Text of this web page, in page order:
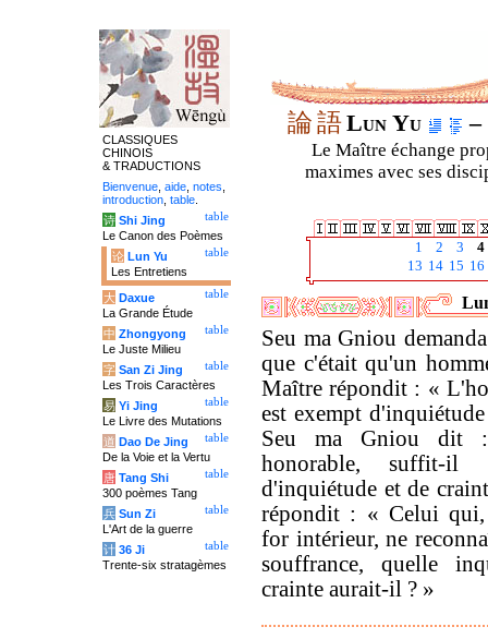
論語Lun Yu –
Le Maître échange
maximes avec ses
1 2 3
4
13 14 15 16
Seu ma Gniou
que c'était qu'un
Maître répondit : «
est exempt
Seu ma Gniou dit
honorable, suffit-il
d'inquiétude et de
répondit : « Celui qui,
for intérieur, ne
souffrance, quelle
crainte aurait-il ? »
CLASSIQUES
CHINOIS
& TRADUCTIONS
Bienvenue aide notes
introduction table
table
诗 Shi Jing
Le Canon des Poèmes
table
论 Lun Yu
Les Entretiens
table
大 Daxue
La Grande Étude
table
中 Zhongyong
Le Juste Milieu
table
字 San Zi Jing
Les Trois Caractères
table
易 Yi Jing
Le Livre des Mutations
table
道 Dao De Jing
De la Voie et la Vertu
table
唐 Tang Shi
300 poèmes Tang
table
兵 Sun Zi
L'Art de la guerre
table
计 36 Ji
Trente-six stratagèmes